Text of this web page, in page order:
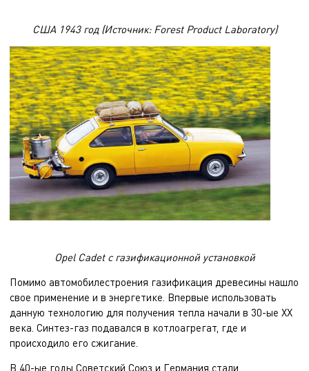
США 1943 год (Источник: Forest Product Laboratory)
Opel Cadet с газификационной установкой
Помимо автомобилестроения газификация древесины нашло
свое применение и в энергетике. Впервые использовать
данную технологию для получения тепла начали в 30-ые ХХ
века. Синтез-газ подавался в котлоагрегат, где и
происходило его сжигание.
В 40-ые годы Советский Союз и Германия стали